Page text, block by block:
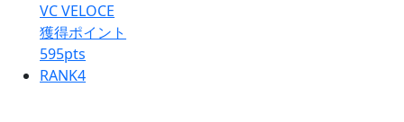
VC VELOCE
獲得ポイント
595pts
RANK4